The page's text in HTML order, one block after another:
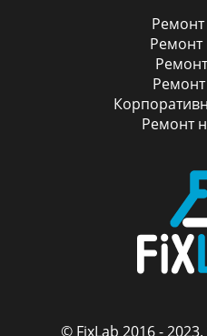
Ремонт
Ремонт
© FixLab 2016 -